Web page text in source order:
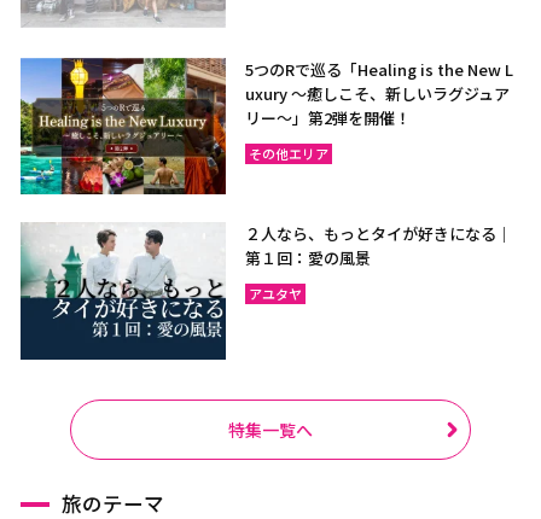
5つのRで巡る「Healing is the New L
uxury ～癒しこそ、新しいラグジュア
リー〜」第2弾を開催！
その他エリア
２人なら、もっとタイが好きになる｜
第１回：愛の風景
アユタヤ
特集一覧へ
旅のテーマ